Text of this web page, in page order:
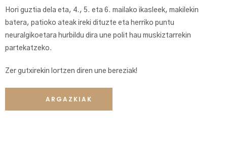
Hori guztia dela eta, 4., 5. eta 6. mailako ikasleek, makilekin
batera, patioko ateak ireki dituzte eta herriko puntu
neuralgikoetara hurbildu dira une polit hau muskiztarrekin
partekatzeko.
Zer gutxirekin lortzen diren une bereziak!
ARGAZKIAK